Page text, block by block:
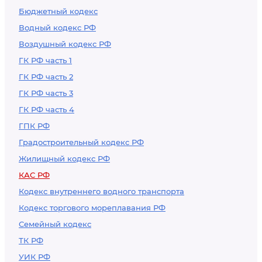
Бюджетный кодекс
Водный кодекс РФ
Воздушный кодекс РФ
ГК РФ часть 1
ГК РФ часть 2
ГК РФ часть 3
ГК РФ часть 4
ГПК РФ
Градостроительный кодекс РФ
Жилищный кодекс РФ
КАС РФ
Кодекс внутреннего водного транспорта
Кодекс торгового мореплавания РФ
Семейный кодекс
ТК РФ
УИК РФ